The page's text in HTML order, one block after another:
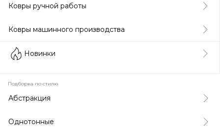
Ковры ручной работы
Ковры машинного производства
Новинки
Подборка по стилю
Абстракция
Однотонные